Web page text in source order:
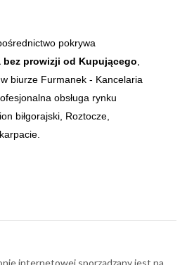
pokrywa
bez prowizji od Kupującego,
biurze Furmanek - Kancelaria
obsługa rynku
biłgorajski, Roztocze,